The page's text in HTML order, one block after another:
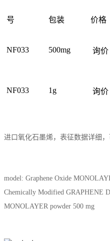
号 包装 价格
NF033 500mg 询价
NF033 1g 询价
进口氧化石墨烯，表征数据详细
model: Graphene Oxide
Chemically Modified GRAPHENE
MONOLAYER powder 500 mg